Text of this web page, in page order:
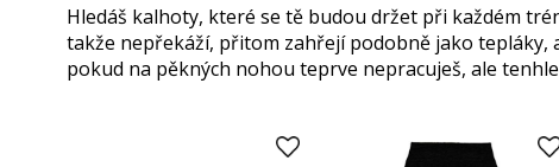
Hledáš kalhoty, které se tě budou držet při každém
takže nepřekáží, přitom zahřejí podobně jako tepláky,
pokud na pěkných nohou teprve nepracuješ, ale